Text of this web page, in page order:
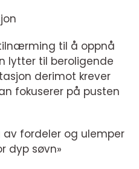
til å oppnå
lytter til beroligende
derimot krever
fokuserer på pusten
av fordeler og ulemper
dyp søvn»